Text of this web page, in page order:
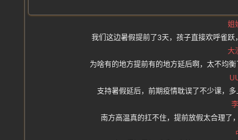
姐
我们这边暑假提前了3天，孩子直接欢呼雀跃
大
为啥有的地方提前有的地方延后啊，太不均
支持暑假延后，前期疫情耽误了不少课，
南方高温真的扛不住，提前放假太合理了